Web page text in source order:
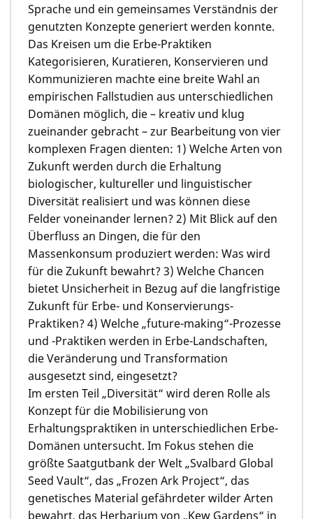
Sprache und ein gemeinsames Verständnis der
genutzten Konzepte generiert werden konnte.
Das Kreisen um die Erbe-Praktiken
Kategorisieren, Kuratieren, Konservieren und
Kommunizieren machte eine breite Wahl an
empirischen Fallstudien aus unterschiedlichen
Domänen möglich, die – kreativ und klug
zueinander gebracht – zur Bearbeitung von vier
komplexen Fragen dienten: 1) Welche Arten von
Zukunft werden durch die Erhaltung
biologischer, kultureller und linguistischer
Diversität realisiert und was können diese
Felder voneinander lernen? 2) Mit Blick auf den
Überfluss an Dingen, die für den
Massenkonsum produziert werden: Was wird
für die Zukunft bewahrt? 3) Welche Chancen
bietet Unsicherheit in Bezug auf die langfristige
Zukunft für Erbe- und Konservierungs-
Praktiken? 4) Welche „future-making“-Prozesse
und -Praktiken werden in Erbe-Landschaften,
die Veränderung und Transformation
ausgesetzt sind, eingesetzt?
Im ersten Teil „Diversität“ wird deren Rolle als
Konzept für die Mobilisierung von
Erhaltungspraktiken in unterschiedlichen Erbe-
Domänen untersucht. Im Fokus stehen die
größte Saatgutbank der Welt „Svalbard Global
Seed Vault“, das „Frozen Ark Project“, das
genetisches Material gefährdeter wilder Arten
bewahrt, das Herbarium von „Kew Gardens“ in